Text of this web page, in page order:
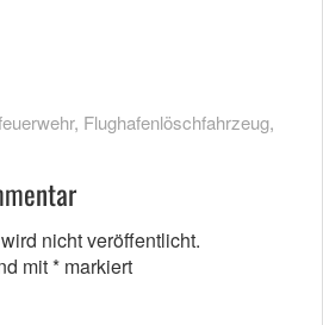
, Flughafenlöschfahrzeug,
nicht veröffentlicht.
mit* markiert